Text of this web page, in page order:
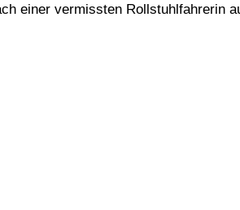
einer vermissten Rollstuhlfahrerin